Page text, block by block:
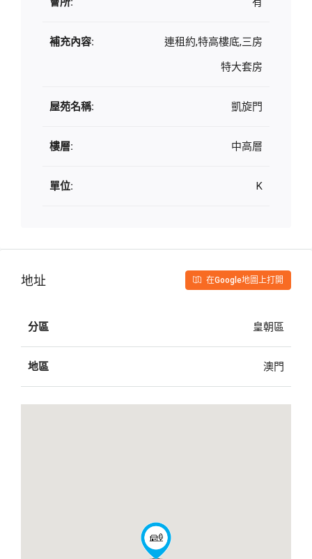
補充內容:
連租約,特高樓底,三房
特大套房
屋苑名稱: 凱旋門
樓層: 中高層
單位: K
地址 在Google地圖上打開
分區 皇朝區
地區 澳門